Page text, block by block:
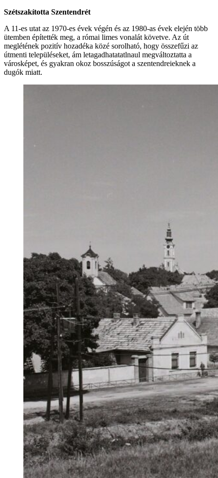
Szétszakította Szentendrét
A 11-es utat az 1970-es évek végén és az 1980-as évek elején több
ütemben építették meg, a római limes vonalát követve. Az út
meglétének pozitív hozadéka közé sorolható, hogy összefűzi az
útmenti településeket, ám letagadhatatatlnaul megváltoztatta a
városképet, és gyakran okoz bosszúságot a szentendreieknek a
dugók miatt.